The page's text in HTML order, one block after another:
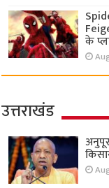
के
उत्तराखंड